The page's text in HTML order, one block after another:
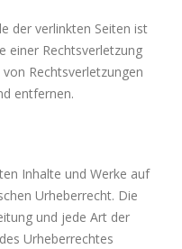
der verlinkten Seiten ist
einer Rechtsverletzung
Rechtsverletzungen
entfernen.
Inhalte und Werke auf
Urheberrecht. Die
und jede Art der
Urheberrechtes